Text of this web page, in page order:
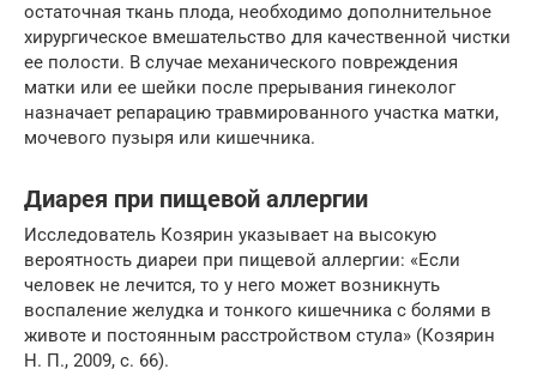
остаточная ткань плода, необходимо дополнительное
хирургическое вмешательство для качественной чистки
ее полости. В случае механического повреждения
матки или ее шейки после прерывания гинеколог
назначает репарацию травмированного участка матки,
мочевого пузыря или кишечника.
Диарея при пищевой аллергии
Исследователь Козярин указывает на высокую
вероятность диареи при пищевой аллергии: «Если
человек не лечится, то у него может возникнуть
воспаление желудка и тонкого кишечника с болями в
животе и постоянным расстройством стула» (Козярин
Н. П., 2009, с. 66).